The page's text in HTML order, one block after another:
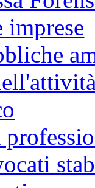
imprese